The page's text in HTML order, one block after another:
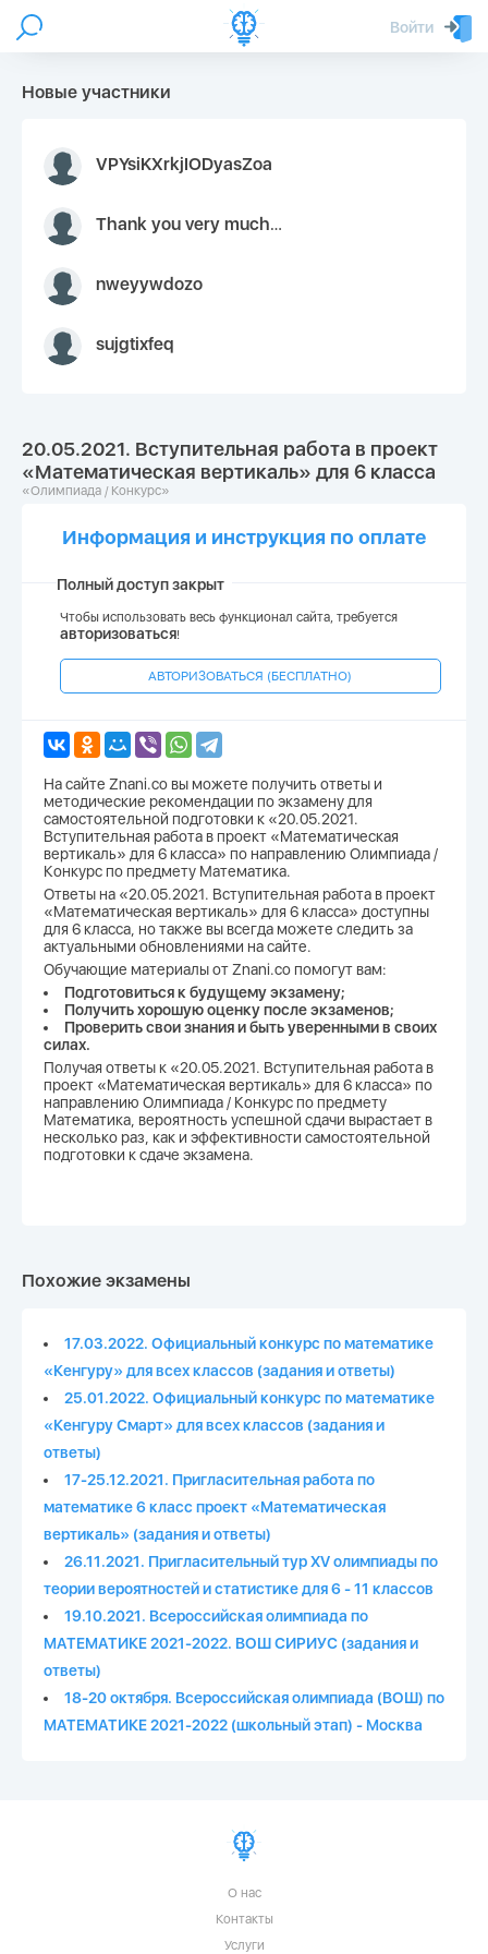
Войти
Новые участники
VPYsiKXrkjIODyasZoa
Thank you very much for your inquiry We appreciate you 9126052 https://youtube.com faceapple !
nweyywdozo
sujgtixfeq
20.05.2021. Вступительная работа в проект
«Математическая вертикаль» для 6 класса
«Олимпиада / Конкурс»
Информация и инструкция по оплате
Полный доступ закрыт
Чтобы использовать весь функционал сайта, требуется
авторизоваться!
АВТОРИЗОВАТЬСЯ (БЕСПЛАТНО)
На сайте Znani.co вы можете получить ответы и
методические рекомендации по экзамену для
самостоятельной подготовки к «20.05.2021.
Вступительная работа в проект «Математическая
вертикаль» для 6 класса» по направлению Олимпиада /
Конкурс по предмету Математика.
Ответы на «20.05.2021. Вступительная работа в проект
«Математическая вертикаль» для 6 класса» доступны
для 6 класса, но также вы всегда можете следить за
актуальными обновлениями на сайте.
Обучающие материалы от Znani.co помогут вам:
Подготовиться к будущему экзамену;
Получить хорошую оценку после экзаменов;
Проверить свои знания и быть уверенными в своих
силах.
Получая ответы к «20.05.2021. Вступительная работа в
проект «Математическая вертикаль» для 6 класса» по
направлению Олимпиада / Конкурс по предмету
Математика, вероятность успешной сдачи вырастает в
несколько раз, как и эффективности самостоятельной
подготовки к сдаче экзамена.
Похожие экзамены
17.03.2022. Официальный конкурс по математике
«Кенгуру» для всех классов (задания и ответы)
25.01.2022. Официальный конкурс по математике
«Кенгуру Смарт» для всех классов (задания и
ответы)
17-25.12.2021. Пригласительная работа по
математике 6 класс проект «Математическая
вертикаль» (задания и ответы)
26.11.2021. Пригласительный тур XV олимпиады по
теории вероятностей и статистике для 6 - 11 классов
19.10.2021. Всероссийская олимпиада по
МАТЕМАТИКЕ 2021-2022. ВОШ СИРИУС (задания и
ответы)
18-20 октября. Всероссийская олимпиада (ВОШ) по
МАТЕМАТИКЕ 2021-2022 (школьный этап) - Москва
О нас
Контакты
Услуги